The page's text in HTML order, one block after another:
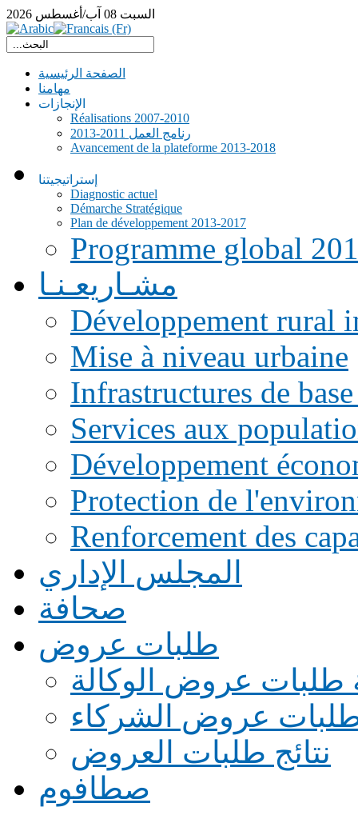
السبت 08 آب/أغسطس 2026
الصفحة الرئيسية
مهامنا
الإنجازات
Réalisations 2007-2010
رنامج العمل 2011-2013
Avancement de la plateforme 2013-2018
إستراتيجيتنا
Diagnostic actuel
Démarche Stratégique
Plan de développement 2013-2017
Programme global
مشـاريعـنـا
Développement rural
Mise à niveau urbaine
Infrastructures de
Services aux
Développement
Protection de
Renforcement des
المجلس الإداري
صحافة
طلبات عروض
طلبات عروض الوكالة
طلبات عروض الشركاء
نتائج طلبات العروض
صطافوم